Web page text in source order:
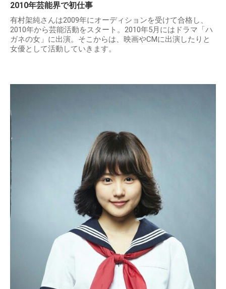
2010年芸能界で初仕事
有村架純さんは2009年にオーディションを受けて合格し、
2010年から芸能活動をスタート。2010年5月にはドラマ「ハ
ガネの女」に出演。そこからは、映画やCMに出演したりと
女優として活動していきます。